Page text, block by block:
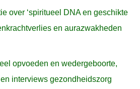
over ‘spiritueel DNA en geschikte
en aurazwakheden
opvoeden en wedergeboorte,
interviews gezondheidszorg